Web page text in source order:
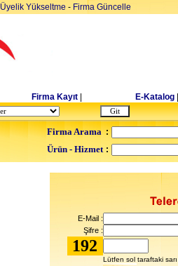
Üyelik Yükseltme - Firma Güncelle
Firma Kayıt E-Katalog
Firma Arama :
Ürün - Hizmet :
E-Mail :
Şifre :
192
Lütfen sol taraftaki